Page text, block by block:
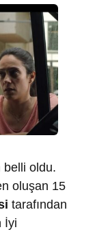
belli oldu.
oluşan 15
tarafından
İyi